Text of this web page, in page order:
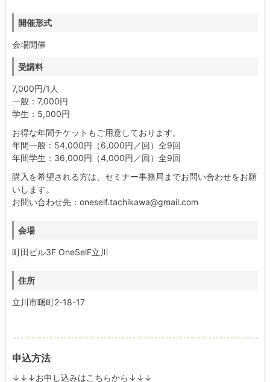
開催形式
会場開催
受講料
7,000円/1人
一般：7,000円
学生：5,000円
お得な年間チケットもご用意しております。
年間一般：54,000円（6,000円／回）全9回
年間学生：36,000円（4,000円／回）全9回
購入を希望される方は、セミナー事務局までお問い合わせをお願
いします。
お問い合わせ先：oneself.tachikawa@gmail.com
会場
町田ビル3F OneSelF立川
住所
立川市曙町2-18-17
申込方法
↓↓↓お申し込みはこちらから↓↓↓